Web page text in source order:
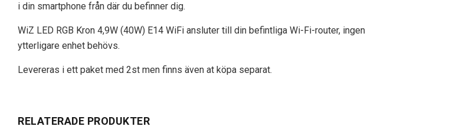
i din smartphone från där du befinner dig.
WiZ LED RGB Kron 4,9W (40W) E14 WiFi ansluter till din befintliga Wi-Fi-router, ingen
ytterligare enhet behövs.
Levereras i ett paket med 2st men finns även at köpa separat.
RELATERADE PRODUKTER